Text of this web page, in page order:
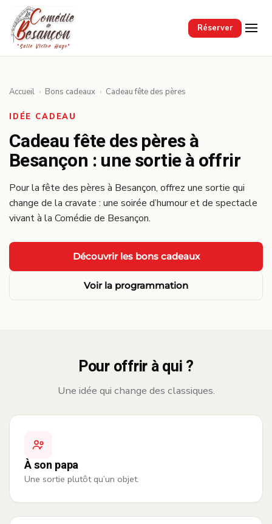
Réserver
Passer au contenu principal
Accueil › Bons cadeaux › Cadeau fête des pères
IDÉE CADEAU
Cadeau fête des pères à
Besançon : une sortie à offrir
Pour la fête des pères à Besançon, offrez une sortie qui
change de la cravate : une soirée d’humour et de spectacle
vivant à la Comédie de Besançon.
Découvrir les bons cadeaux
Voir la programmation
Pour offrir à qui ?
Une idée qui change des classiques.
À son papa
Une sortie plutôt qu’un objet.